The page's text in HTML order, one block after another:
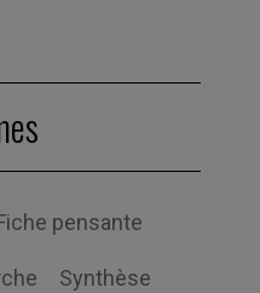
pensante
Synthèse